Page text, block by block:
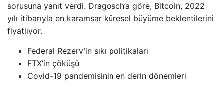
sorusuna yanıt verdi. Dragosch’a göre, Bitcoin, 2022
yılı itibarıyla en karamsar küresel büyüme beklentilerini
fiyatlıyor.
Federal Rezerv’in sıkı politikaları
FTX’in çöküşü
Covid-19 pandemisinin en derin dönemleri